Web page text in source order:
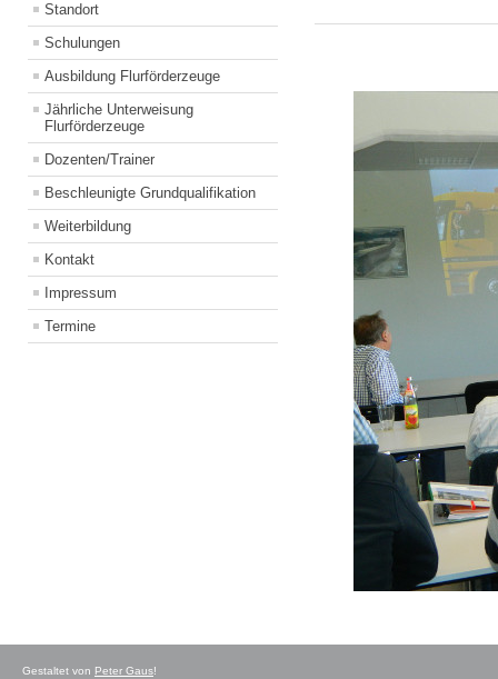
Standort
Schulungen
Ausbildung Flurförderzeuge
Jährliche Unterweisung
Flurförderzeuge
Dozenten/Trainer
Beschleunigte Grundqualifikation
Weiterbildung
Kontakt
Impressum
Termine
Gestaltet von Peter Gaus!